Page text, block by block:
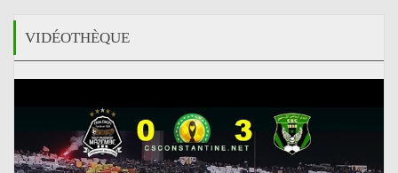
VIDÉOTHÈQUE